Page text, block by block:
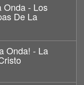
Onda - Los
De La
Onda! - La